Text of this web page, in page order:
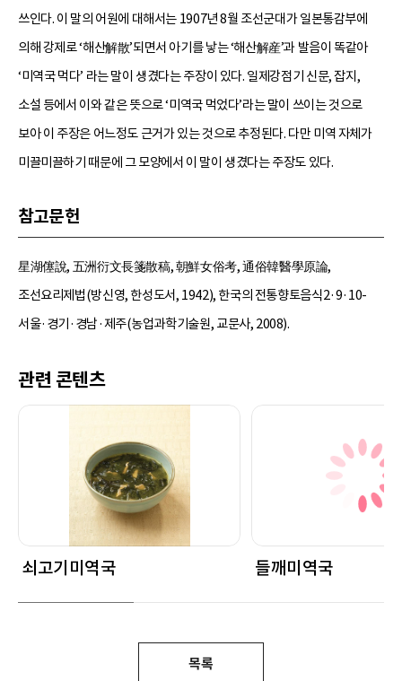
쓰인다. 이 말의 어원에 대해서는 1907년 8월 조선군대가 일본통감부에
의해 강제로 ‘해산解散’되면서 아기를 낳는 ‘해산解産’과 발음이 똑같아
‘미역국 먹다’ 라는 말이 생겼다는 주장이 있다. 일제강점기 신문, 잡지,
소설 등에서 이와 같은 뜻으로 ‘미역국 먹었다’라는 말이 쓰이는 것으로
보아 이 주장은 어느정도 근거가 있는 것으로 추정된다. 다만 미역 자체가
미끌미끌하기 때문에 그 모양에서 이 말이 생겼다는 주장도 있다.
참고문헌
星湖僿說, 五洲衍文長箋散稿, 朝鮮女俗考, 通俗韓醫學原論,
조선요리제법(방신영, 한성도서, 1942), 한국의 전통향토음식2·9·10-
서울·경기·경남·제주(농업과학기술원, 교문사, 2008).
관련 콘텐츠
쇠고기미역국 들깨미역국
목록